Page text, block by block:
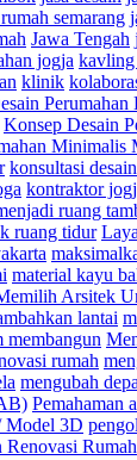
semarang
Jawa Tengah
jogja kavling
klinik
Perumahan
Konsep Desain
Minimalis
konsultasi
kontraktor
ruang
ruang tidur
material kayu
Arsitek
lantai
membangun
rumah
mengubah
Pemahaman
Model 3D
Renovasi Rumah